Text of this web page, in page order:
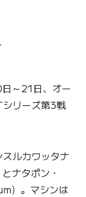
～21日、オー
リーズ第3戦
ルカワッタナ
ナタポン・
）。マシンは